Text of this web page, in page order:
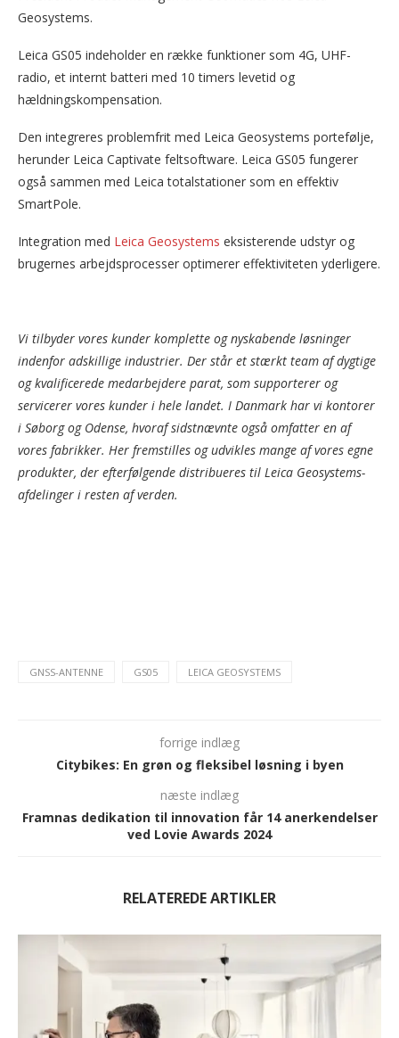
Geosystems.
Leica GS05 indeholder en række funktioner som 4G, UHF-
radio, et internt batteri med 10 timers levetid og
hældningskompensation.
Den integreres problemfrit med Leica Geosystems portefølje,
herunder Leica Captivate feltsoftware. Leica GS05 fungerer
også sammen med Leica totalstationer som en effektiv
SmartPole.
Integration med Leica Geosystems eksisterende udstyr og
brugernes arbejdsprocesser optimerer effektiviteten yderligere.
Vi tilbyder vores kunder komplette og nyskabende løsninger
indenfor adskillige industrier. Der står et stærkt team af dygtige
og kvalificerede medarbejdere parat, som supporterer og
servicerer vores kunder i hele landet. I Danmark har vi kontorer
i Søborg og Odense, hvoraf sidstnævnte også omfatter en af
vores fabrikker. Her fremstilles og udvikles mange af vores egne
produkter, der efterfølgende distribueres til Leica Geosystems-
afdelinger i resten af verden.
GNSS-ANTENNE GS05 LEICA GEOSYSTEMS
forrige indlæg
Citybikes: En grøn og fleksibel løsning i byen
næste indlæg
Framnas dedikation til innovation får 14 anerkendelser
ved Lovie Awards 2024
RELATEREDE ARTIKLER